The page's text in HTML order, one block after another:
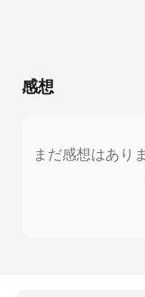
感想
まだ感想はあり